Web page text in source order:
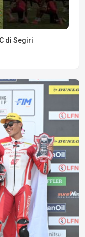
di Segiri